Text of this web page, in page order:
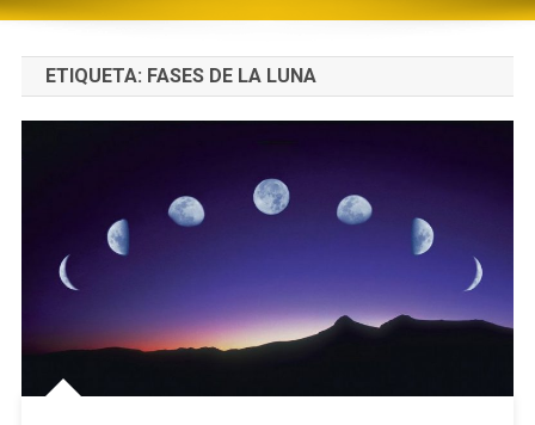
ETIQUETA: FASES DE LA LUNA